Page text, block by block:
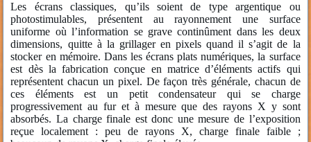
Les écrans classiques, qu’ils soient de type argentique ou
photostimulables, présentent au rayonnement une surface
uniforme où l’information se grave continûment dans les deux
dimensions, quitte à la grillager en pixels quand il s’agit de la
stocker en mémoire. Dans les écrans plats numériques, la surface
est dès la fabrication conçue en matrice d’éléments actifs qui
représentent chacun un pixel. De façon très générale, chacun de
ces éléments est un petit condensateur qui se charge
progressivement au fur et à mesure que des rayons X y sont
absorbés. La charge finale est donc une mesure de l’exposition
reçue localement : peu de rayons X, charge finale faible ;